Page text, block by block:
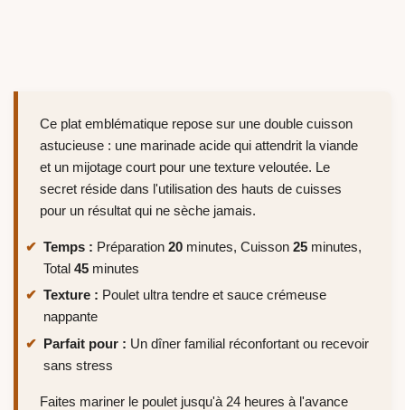
Ce plat emblématique repose sur une double cuisson
astucieuse : une marinade acide qui attendrit la viande
et un mijotage court pour une texture veloutée. Le
secret réside dans l'utilisation des hauts de cuisses
pour un résultat qui ne sèche jamais.
Temps : Préparation 20 minutes, Cuisson 25 minutes,
Total 45 minutes
Texture : Poulet ultra tendre et sauce crémeuse
nappante
Parfait pour : Un dîner familial réconfortant ou recevoir
sans stress
Faites mariner le poulet jusqu'à 24 heures à l'avance